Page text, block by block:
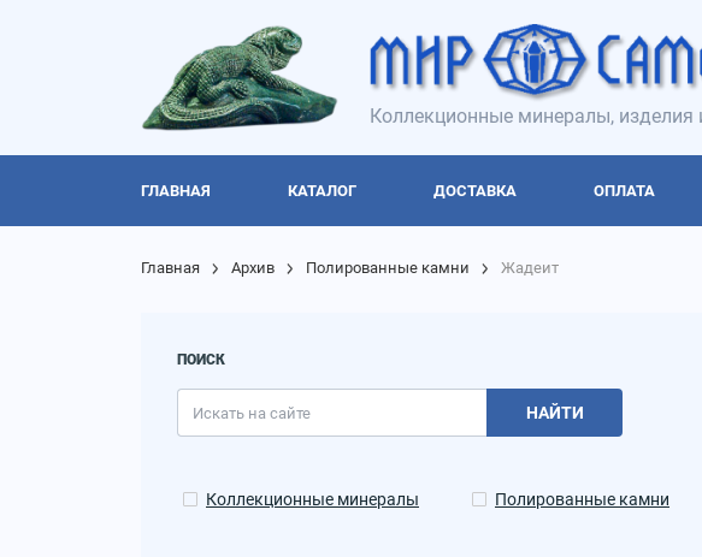
Коллекционные минералы, изделия
ГЛАВНАЯ КАТАЛОГ ДОСТАВКА ОПЛАТА
Главная Архив Полированные камни Жадеит
ПОИСК
НАЙТИ
Коллекционные минералы Полированные камни